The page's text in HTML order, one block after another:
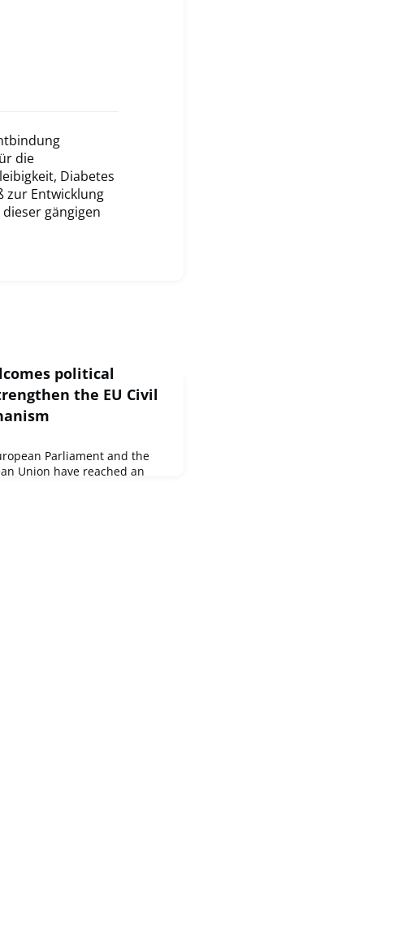
die
Diabetes
zur Entwicklung
gängigen
political
the EU Civil
Parliament and the
Union have reached an